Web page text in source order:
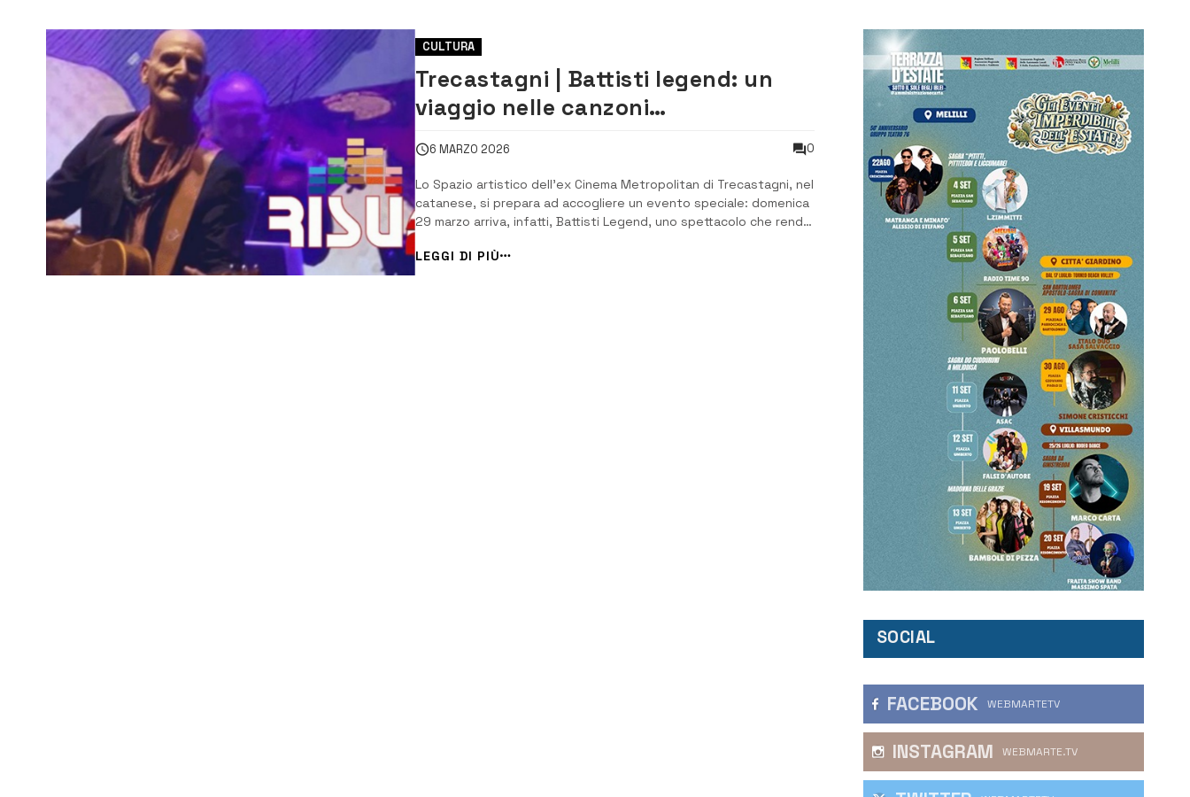
CULTURA
Trecastagni | Battisti legend: un
viaggio nelle canzoni
dell’intramontabile artista italiano
6 MARZO 2026 0
Lo Spazio artistico dell’ex Cinema Metropolitan di Trecastagni, nel
catanese, si prepara ad accogliere un evento speciale: domenica
29 marzo arriva, infatti, Battisti Legend, uno spettacolo che rende
emozionante tra melodie che hanno fatto la storia della musica
italiana, da La ca...
LEGGI DI PIÙ
SOCIAL
FACEBOOK WEBMARTETV
INSTAGRAM WEBMARTE.TV